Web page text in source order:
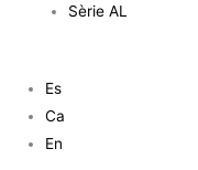
Sèrie AL
Es
Ca
En